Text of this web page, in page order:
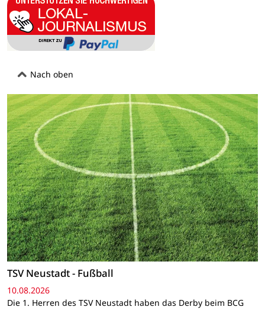
Nach oben
TSV Neustadt - Fußball
10.08.2026
Die 1. Herren des TSV Neustadt haben das Derby beim BCG